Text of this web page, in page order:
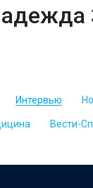
Интервью
Вести-